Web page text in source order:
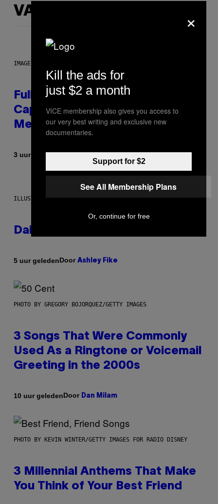
VAN DIT
IMAGE: NICK DOVE
Fully-Automated Luxury Space
Capitalism—This Week on VICE:
Members Only
3 uur geledenDoor
ILLUSTRATION BY REESA.
Daily Horoscope: August 7, 2026
5 uur geledenDoor Ashley Fike
PHOTO BY GREGORY BOJORQUEZ/GETTY IMAGES
3 Songs That Were Commonly
Used As a Ringtone or Voicemail
Greeting in the 2000s
10 uur geledenDoor Dan Milam
PHOTO BY KEVIN WINTER/GETTY IMAGES FOR RADIO DISNEY
3 Millennial Anthems That Make
You Think of Your Best Friend
×
Kill the ads for
just $2 a month
VICE membership also gives you access to
our very best writing and exclusive new
documentaries.
Support for $2
See All Membership Plans
Or, continue for free